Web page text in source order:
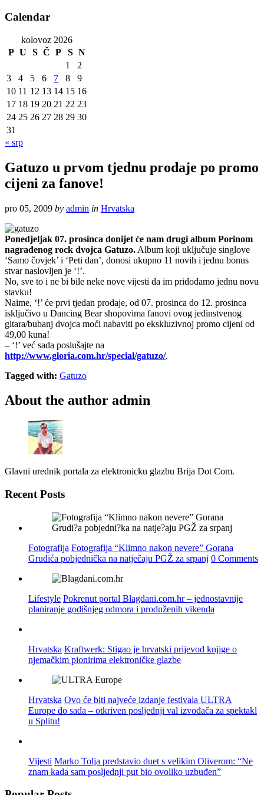
Calendar
kolovoz 2026
P U S Č P S N
1
2
3
4 5 6 7 8
9
10 11 12 13 14 15 16
17 18 19 20 21 22 23
24 25 26 27 28 29 30
31
« srp
Gatuzo u prvom tjednu prodaje po promo
cijeni za fanove!
pro 05, 2009 by admin in Hrvatska
Ponedjeljak 07. prosinca donijet će nam drugi album Porinom
nagrađenog rock dvojca Gatuzo. Album koji uključuje singlove
‘Samo čovjek’ i ‘Peti dan’, donosi ukupno 11 novih i jednu bonus
stvar naslovljen je ‘!’.
No, sve to i ne bi bile neke nove vijesti da im pridodamo jednu novu
stavku!
Naime, ‘!’ će prvi tjedan prodaje, od 07. prosinca do 12. prosinca
isključivo u Dancing Bear shopovima fanovi ovog jedinstvenog
gitara/bubanj dvojca moći nabaviti po ekskluzivnoj promo cijeni od
49,00 kuna!
– ‘!’ već sada poslušajte na
http://www.gloria.com.hr/special/gatuzo/.
Tagged with: Gatuzo
About the author admin
Glavni urednik portala za elektronicku glazbu Brija Dot Com.
Recent Posts
Fotografija Fotografija “Klimno nakon nevere” Gorana
Grudića pobjednička na natječaju PGŽ za srpanj 0 Comments
Lifestyle Pokrenut portal Blagdani.com.hr – jednostavnije
planiranje godišnjeg odmora i produženih vikenda
Hrvatska Kraftwerk: Stigao je hrvatski prijevod knjige o
njemačkim pionirima elektroničke glazbe
Hrvatska Ovo će biti najveće izdanje festivala ULTRA
Europe do sada – otkriven posljednji val izvođača za spektakl
u Splitu!
Vijesti Marko Tolja predstavio duet s velikim Oliverom: “Ne
znam kada sam posljednji put bio ovoliko uzbuđen”